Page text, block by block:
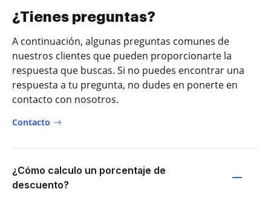
¿Tienes preguntas?
A continuación, algunas preguntas comunes de
nuestros clientes que pueden proporcionarte la
respuesta que buscas. Si no puedes encontrar una
respuesta a tu pregunta, no dudes en ponerte en
contacto con nosotros.
Contacto
¿Cómo calculo un porcentaje de
descuento?